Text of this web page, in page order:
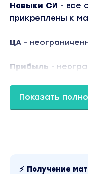
Навыки СИ - все
прикреплены к
ЦА -
Прибыль -
Живучесть схемы
Показать
⚡ Получение